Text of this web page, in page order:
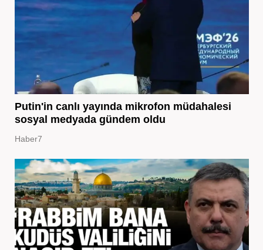
Putin'in canlı yayında mikrofon müdahalesi
sosyal medyada gündem oldu
Haber7